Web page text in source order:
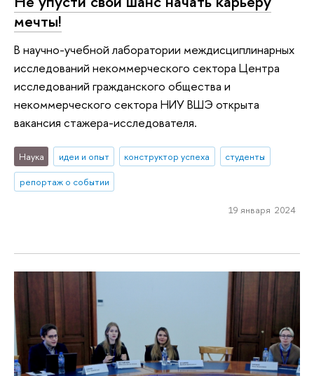
мечты!
В научно-учебной лаборатории междисциплинарных
исследований некоммерческого сектора Центра
исследований гражданского общества и
некоммерческого сектора НИУ ВШЭ открыта
вакансия стажера-исследователя.
Наука идеи и опыт конструктор успеха
студенты
репортаж о событии
19 января 2024